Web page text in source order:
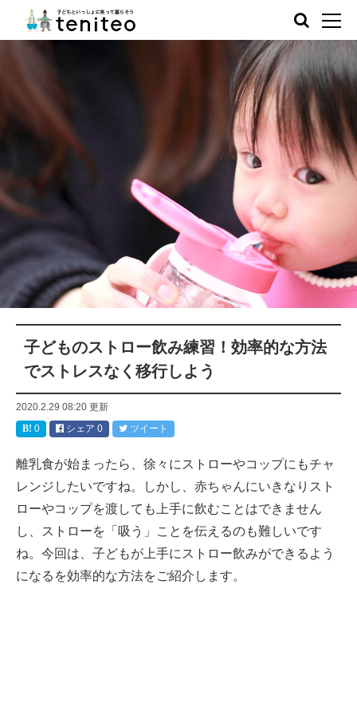
子どものストロー飲み練習！効率的な方法
でストレスなく移行しよう
2020.2.29 08:20 更新
0
シェア 0 ツイート
離乳食が始まったら、徐々にストローやコップにもチャ
レンジしたいですね。しかし、赤ちゃんにいきなりスト
ローやコップを渡しても上手に飲むことはできません
し、ストローを「吸う」ことを伝えるのも難しいです
ね。今回は、子どもが上手にストロー飲みができるよう
になるを効率的な方法をご紹介します。